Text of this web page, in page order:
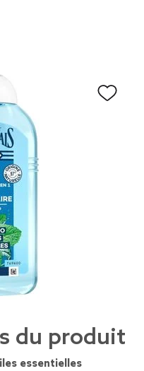
du produit
essentielles